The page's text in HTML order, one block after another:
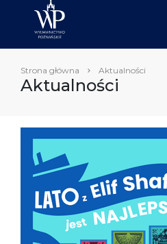
Strona główna Aktualności
Aktualności